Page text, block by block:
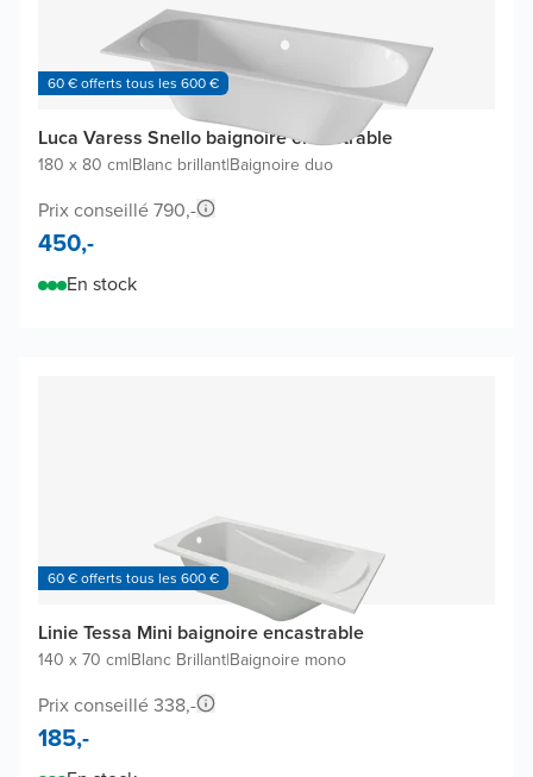
60 € offerts tous les 600 €
Luca Varess Snello baignoire encastrable
180 x 80 cm|Blanc brillant|Baignoire duo
Prix conseillé 790,-
450,-
En stock
60 € offerts tous les 600 €
Linie Tessa Mini baignoire encastrable
140 x 70 cm|Blanc Brillant|Baignoire mono
Prix conseillé 338,-
185,-